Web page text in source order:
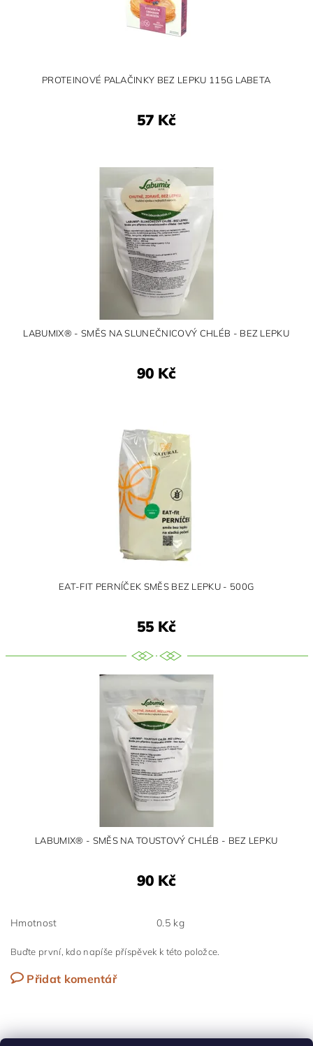
PROTEINOVÉ PALAČINKY BEZ LEPKU 115G LABETA
57 Kč
LABUMIX® - SMĚS NA SLUNEČNICOVÝ CHLÉB - BEZ LEPKU
90 Kč
EAT-FIT PERNÍČEK SMĚS BEZ LEPKU - 500G
55 Kč
LABUMIX® - SMĚS NA TOUSTOVÝ CHLÉB - BEZ LEPKU
90 Kč
Hmotnost 0.5 kg
Buďte první, kdo napíše příspěvek k této položce.
Přidat komentář